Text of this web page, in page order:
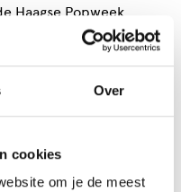
Over
cookies
om je de meest
Haagse Popweek
staat. De week
er momenteel speelt
woensdag van de
in de
we ervaren